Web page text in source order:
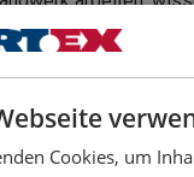
Unternehmen
auf
10 sind
die bei gleicher
Cookies, um